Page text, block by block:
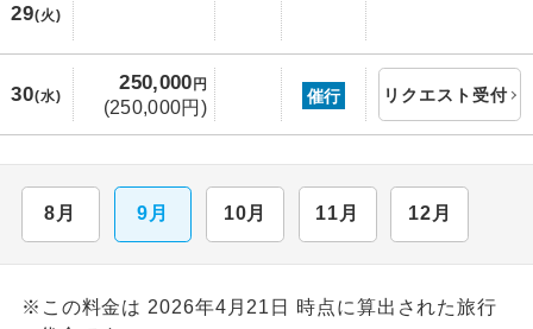
29(火)
30(水)
250,000円
(250,000円)
催行 リクエスト受付
8月 9月 10月 11月 12月
※この料金は 2026年4月21日 時点に算出された旅行